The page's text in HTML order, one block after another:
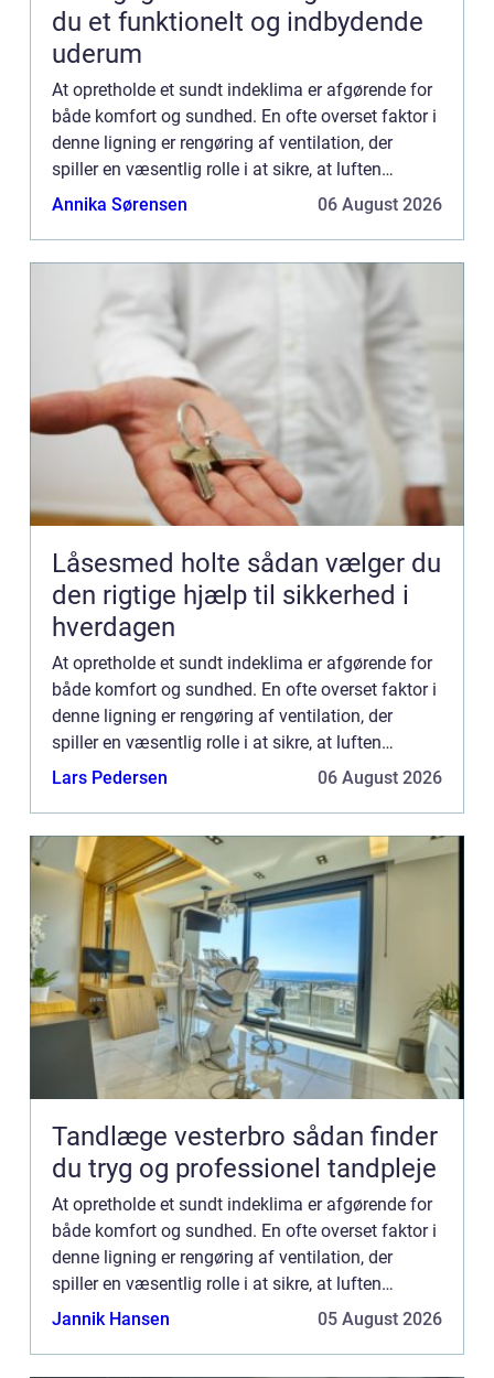
du et funktionelt og indbydende
uderum
At opretholde et sundt indeklima er afgørende for
både komfort og sundhed. En ofte overset faktor i
denne ligning er rengøring af ventilation, der
spiller en væsentlig rolle i at sikre, at luften
indenfor forbliver frisk og ...
Annika Sørensen 06 August 2026
Låsesmed holte sådan vælger du
den rigtige hjælp til sikkerhed i
hverdagen
At opretholde et sundt indeklima er afgørende for
både komfort og sundhed. En ofte overset faktor i
denne ligning er rengøring af ventilation, der
spiller en væsentlig rolle i at sikre, at luften
indenfor forbliver frisk og ...
Lars Pedersen 06 August 2026
Tandlæge vesterbro sådan finder
du tryg og professionel tandpleje
At opretholde et sundt indeklima er afgørende for
både komfort og sundhed. En ofte overset faktor i
denne ligning er rengøring af ventilation, der
spiller en væsentlig rolle i at sikre, at luften
indenfor forbliver frisk og ...
Jannik Hansen 05 August 2026